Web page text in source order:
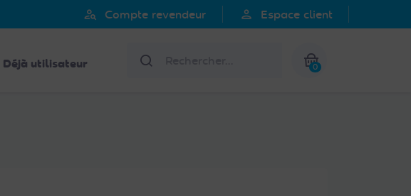
person_search Compte revendeur person Espace client
0
Déjà utilisateur